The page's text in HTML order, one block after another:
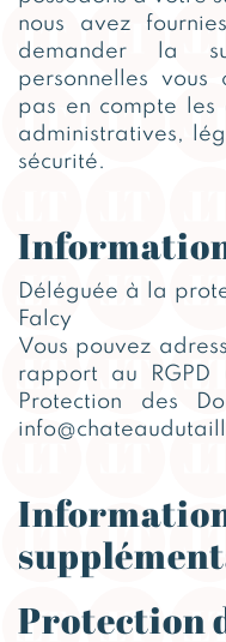
nous avez
demander la
personnelles vous
pas en compte les
administratives,
sécurité.
Déléguée à la
Falcy
Vous pouvez
rapport au RGPD
Protection des
Protection